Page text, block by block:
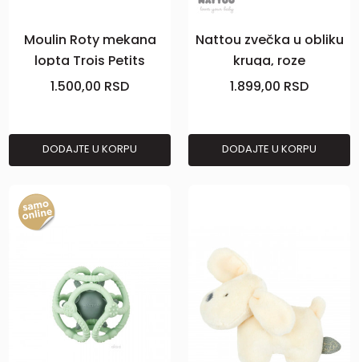
Moulin Roty mekana
lopta Trois Petits
1.500,00 RSD
DODAJTE U KORPU
Nattou zvečka u obliku
kruga, roze
1.899,00 RSD
DODAJTE U KORPU